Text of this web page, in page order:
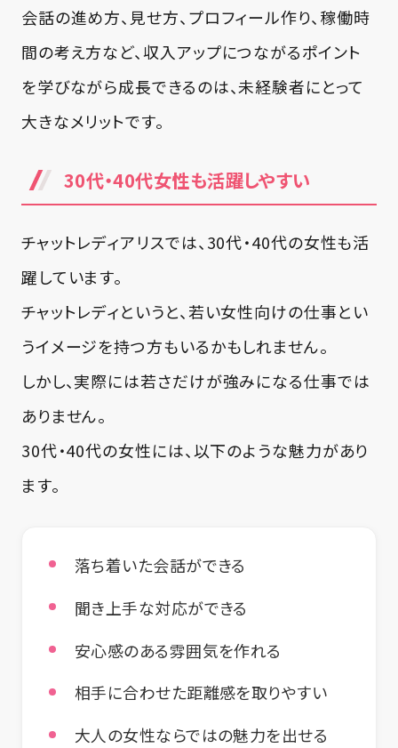
会話の進め方、見せ方、プロフィール作り、稼働時
間の考え方など、収入アップにつながるポイント
を学びながら成長できるのは、未経験者にとって
大きなメリットです。
30代・40代女性も活躍しやすい
チャットレディアリスでは、30代・40代の女性も活
躍しています。
チャットレディというと、若い女性向けの仕事とい
うイメージを持つ方もいるかもしれません。
しかし、実際には若さだけが強みになる仕事では
ありません。
30代・40代の女性には、以下のような魅力があり
ます。
落ち着いた会話ができる
聞き上手な対応ができる
安心感のある雰囲気を作れる
相手に合わせた距離感を取りやすい
大人の女性ならではの魅力を出せる